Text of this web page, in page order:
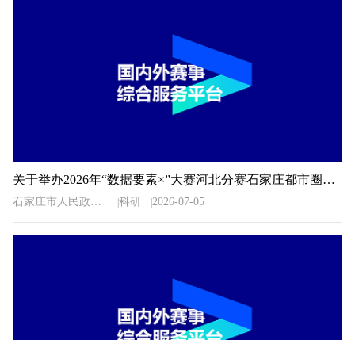
关于举办2026年“数据要素×”大赛河北分赛石家庄都市圈地方赛的通知
石家庄市人民政府办公室 科研 2026-07-05